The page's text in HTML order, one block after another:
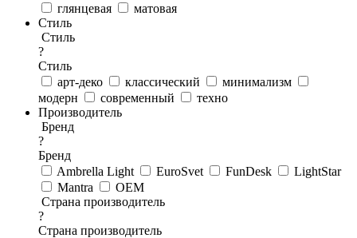
глянцевая
матовая
Стиль
Стиль
?
Стиль
арт-деко
классический
минимализм
модерн
современный
техно
Производитель
Бренд
?
Бренд
Ambrella Light
EuroSvet FunDesk
LightStar
Mantra
OEM
Страна производитель
?
Страна производитель